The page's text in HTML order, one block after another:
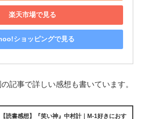
楽天市場で見る
ショッピングで見る
記事で詳しい感想も書いています。
【読書感想】『笑い神』中村計｜M-1好きにおす